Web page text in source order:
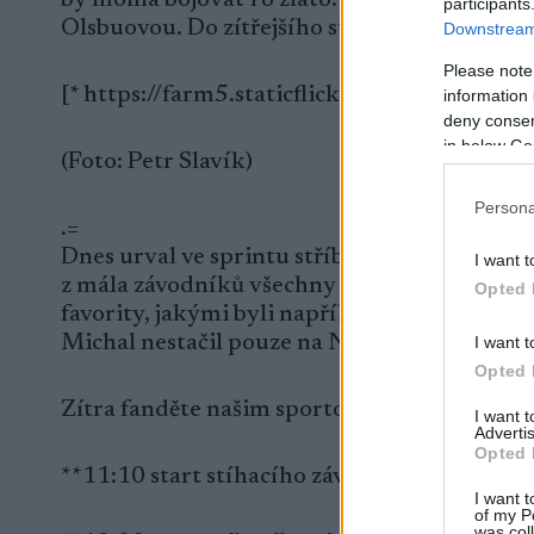
Please
information
deny
in below
I want
Opted
I want
Opted
I want
Opted
I want
of my
Olsbuovou. Do zítřejšího stíhacího závodu
[* https://farm5.staticflickr.com/4603/
(Foto: Petr Slavík)
.=
Dnes urval ve sprintu stříbrnou medaili
z mála závodníků všechny terče a svým
favority, jakými byli například Francouz
Michal nestačil pouze na Němce Arnda
Zítra fanděte našim sportovcům ve stíhacím
**11:10 start stíhacího závodu žen**